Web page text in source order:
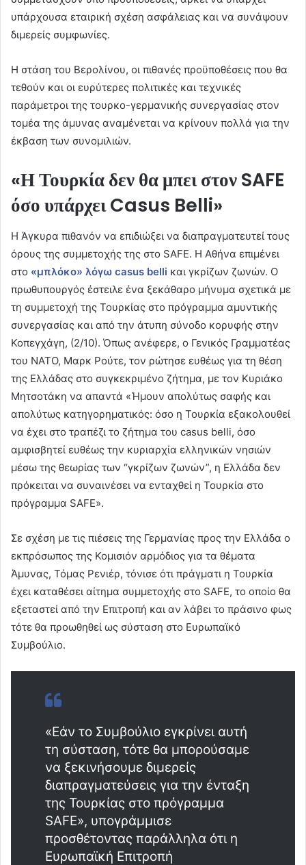
υπάρχουσα εταιρική σχέση ασφάλειας και να συνάψουν
διμερείς συμφωνίες.
Η στάση του Βερολίνου, οι πιθανές προϋποθέσεις που θα
τεθούν και οι ευρύτερες πολιτικές και τεχνικές
παράμετροι της τουρκο-γερμανικής συνεργασίας στον
τομέα της άμυνας αναμένεται να κρίνουν πολλά για την
έκβαση των συνομιλιών.
«Η Τουρκία δεν θα μπει στον SAFE
όσο υπάρχει Casus Belli»
Η Άγκυρα πιθανόν να επιδιώξει να διαπραγματευτεί τους
όρους της συμμετοχής της στο SAFE. Η Αθήνα επιμένει
στο «μπλόκο» λόγω casus belli και γκρίζων ζωνών. Ο
πρωθυπουργός έστειλε ένα ξεκάθαρο μήνυμα σχετικά με
τη συμμετοχή της Τουρκίας στο πρόγραμμα αμυντικής
συνεργασίας και από την άτυπη σύνοδο κορυφής στην
Κοπεγχάγη, (2/10). Όπως ανέφερε, ο Γενικός Γραμματέας
του ΝΑΤΟ, Μαρκ Ρούτε, τον ρώτησε ευθέως για τη θέση
της Ελλάδας στο συγκεκριμένο ζήτημα, με τον Κυριάκο
Μητσοτάκη να απαντά «Ήμουν απολύτως σαφής και
απολύτως κατηγορηματικός: όσο η Τουρκία εξακολουθεί
να έχει στο τραπέζι το ζήτημα του casus belli, όσο
αμφισβητεί ευθέως την κυριαρχία ελληνικών νησιών
μέσω της θεωρίας των “γκρίζων ζωνών”, η Ελλάδα δεν
πρόκειται να συναινέσει να ενταχθεί η Τουρκία στο
πρόγραμμα SAFE».
Σε σχέση με τις πιέσεις της Γερμανίας προς την Ελλάδα ο
εκπρόσωπος της Κομισιόν αρμόδιος για τα θέματα
Άμυνας, Τόμας Ρενιέρ, τόνισε ότι πράγματι η Τουρκία
έχει καταθέσει αίτημα συμμετοχής στο SAFE, το οποίο θα
εξεταστεί από την Επιτροπή και αν λάβει το πράσινο φως
τότε θα προωθηθεί ως σύσταση στο Ευρωπαϊκό
Συμβούλιο.
«Εάν το Συμβούλιο εγκρίνει αυτή
τη σύσταση, τότε θα μπορούσαμε
να ξεκινήσουμε διμερείς
διαπραγματεύσεις για την ένταξη
της Τουρκίας στο πρόγραμμα
SAFE», υπογράμμισε
προσθέτοντας παράλληλα ότι η
Ευρωπαϊκή Επιτροπή